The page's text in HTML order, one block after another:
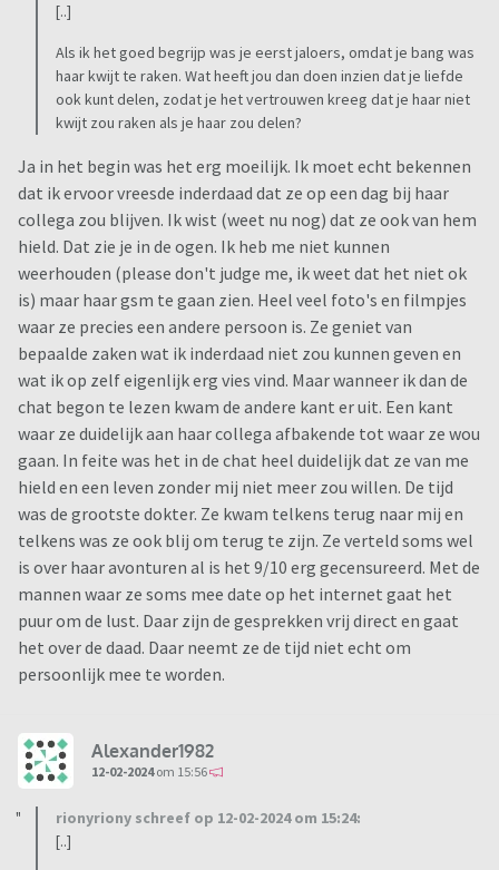
[..]
Als ik het goed begrijp was je eerst jaloers, omdat je bang was
haar kwijt te raken. Wat heeft jou dan doen inzien dat je liefde
ook kunt delen, zodat je het vertrouwen kreeg dat je haar niet
kwijt zou raken als je haar zou delen?
Ja in het begin was het erg moeilijk. Ik moet echt bekennen
dat ik ervoor vreesde inderdaad dat ze op een dag bij haar
collega zou blijven. Ik wist (weet nu nog) dat ze ook van hem
hield. Dat zie je in de ogen. Ik heb me niet kunnen
weerhouden (please don't judge me, ik weet dat het niet ok
is) maar haar gsm te gaan zien. Heel veel foto's en filmpjes
waar ze precies een andere persoon is. Ze geniet van
bepaalde zaken wat ik inderdaad niet zou kunnen geven en
wat ik op zelf eigenlijk erg vies vind. Maar wanneer ik dan de
chat begon te lezen kwam de andere kant er uit. Een kant
waar ze duidelijk aan haar collega afbakende tot waar ze wou
gaan. In feite was het in de chat heel duidelijk dat ze van me
hield en een leven zonder mij niet meer zou willen. De tijd
was de grootste dokter. Ze kwam telkens terug naar mij en
telkens was ze ook blij om terug te zijn. Ze verteld soms wel
is over haar avonturen al is het 9/10 erg gecensureerd. Met de
mannen waar ze soms mee date op het internet gaat het
puur om de lust. Daar zijn de gesprekken vrij direct en gaat
het over de daad. Daar neemt ze de tijd niet echt om
persoonlijk mee te worden.
Alexander1982
12-02-2024om 15:56
rionyriony schreef op 12-02-2024 om 15:24:
[..]